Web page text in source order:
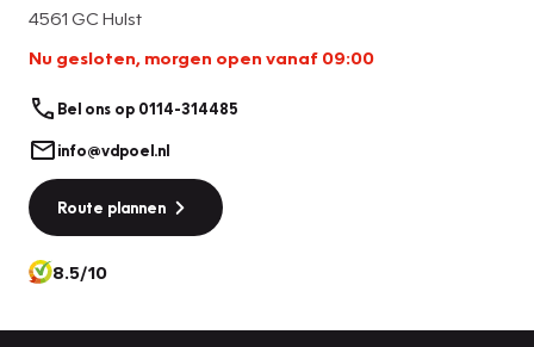
4561 GC Hulst
Nu gesloten, morgen open vanaf 09:00
Bel ons op 0114-314485
info@vdpoel.nl
Route plannen
8.5/10